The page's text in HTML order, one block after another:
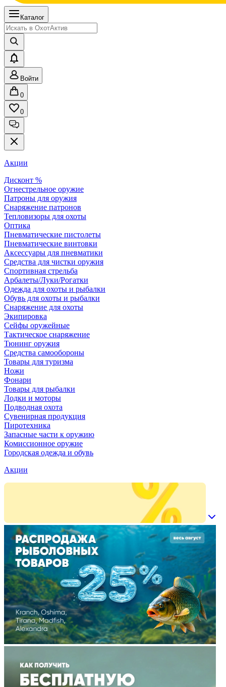
Каталог
Войти
0
0
Акции
Дисконт %
Огнестрельное оружие
Патроны для оружия
Снаряжение патронов
Тепловизоры для охоты
Оптика
Пневматические пистолеты
Пневматические винтовки
Аксессуары для пневматики
Средства для чистки оружия
Спортивная стрельба
Арбалеты/Луки/Рогатки
Одежда для охоты и рыбалки
Обувь для охоты и рыбалки
Снаряжение для охоты
Экипировка
Сейфы оружейные
Тактическое снаряжение
Тюнинг оружия
Средства самообороны
Товары для туризма
Ножи
Фонари
Товары для рыбалки
Лодки и моторы
Подводная охота
Сувенирная продукция
Пиротехника
Запасные части к оружию
Комиссионное оружие
Городская одежда и обувь
Акции